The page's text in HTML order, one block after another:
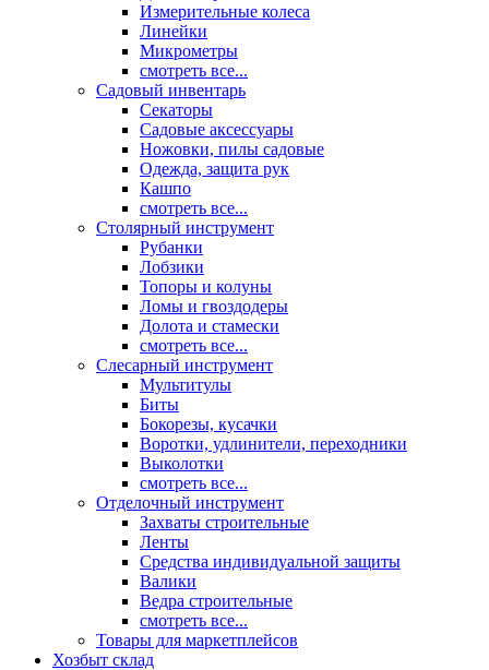
Измерительные колеса
Линейки
Микрометры
смотреть все...
Садовый инвентарь
Секаторы
Садовые аксессуары
Ножовки, пилы садовые
Одежда, защита рук
Кашпо
смотреть все...
Столярный инструмент
Рубанки
Лобзики
Топоры и колуны
Ломы и гвоздодеры
Долота и стамески
смотреть все...
Слесарный инструмент
Мультитулы
Биты
Бокорезы, кусачки
Воротки, удлинители, переходники
Выколотки
смотреть все...
Отделочный инструмент
Захваты строительные
Ленты
Средства индивидуальной защиты
Валики
Ведра строительные
смотреть все...
Товары для маркетплейсов
Хозбыт склад